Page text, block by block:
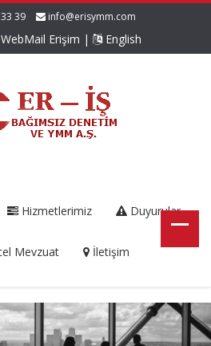
39 info@erisymm.com
Erişim | English
Hizmetlerimiz Duyurular
Mevzuat İletişim